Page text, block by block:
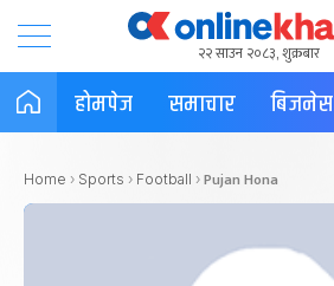
२२ साउन २०८३, शुक्रबार
होमपेज समाचार बिजनेस
Home › Sports › Football › Pujan Hona